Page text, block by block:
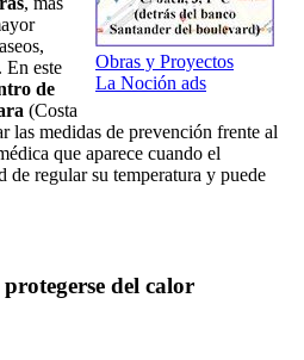
Obras y Proyectos
La Noción ads
En este
de
(Costa
las medidas de prevención frente al
que aparece cuando el
de regular su temperatura y puede
del calor